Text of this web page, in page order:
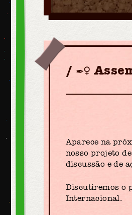
✒️♀︎
Aparece na
nosso projeto
discussão e de
Discutiremos o
Internacional.